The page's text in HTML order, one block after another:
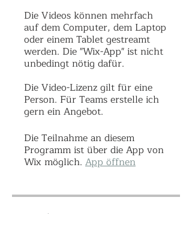
Die Videos können mehrfach
auf dem Computer, dem Laptop
oder einem Tablet gestreamt
werden. Die "Wix-App" ist nicht
unbedingt nötig dafür.
Die Video-Lizenz gilt für eine
Person. Für Teams erstelle ich
gern ein Angebot.
Die Teilnahme an diesem
Programm ist über die App von
Wix möglich. App öffnen
Preis